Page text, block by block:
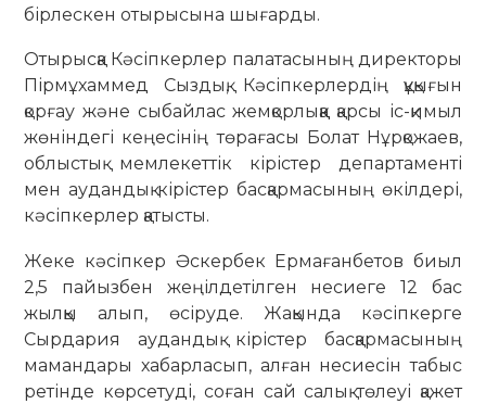
бірлескен отырысына шығарды.
Отырысқа Кәсіпкерлер палатасының директоры
Пірмұхаммед Сыздық, Кәсіпкерлердің құқығын
қорғау және сыбайлас жемқорлыққа қарсы іс-қимыл
жөніндегі кеңесінің төрағасы Болат Нұрқожаев,
облыстық мемлекеттік кірістер департаменті
мен аудандық кірістер басқармасының өкілдері,
кәсіпкерлер қатысты.
Жеке кәсіпкер Әскербек Ермағанбетов биыл
2,5 пайызбен жеңілдетілген несиеге 12 бас
жылқы алып, өсіруде. Жақында кәсіпкерге
Сырдария аудандық кірістер басқармасының
мамандары хабарласып, алған несиесін табыс
ретінде көрсетуді, соған сай салық төлеуі қажет